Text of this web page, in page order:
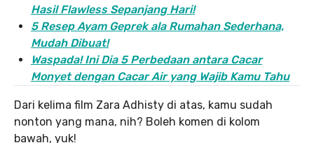
Hasil Flawless Sepanjang Hari!
5 Resep Ayam Geprek ala Rumahan Sederhana,
Mudah Dibuat!
Waspada! Ini Dia 5 Perbedaan antara Cacar
Monyet dengan Cacar Air yang Wajib Kamu Tahu
Dari kelima film Zara Adhisty di atas, kamu sudah
nonton yang mana, nih? Boleh komen di kolom
bawah, yuk!